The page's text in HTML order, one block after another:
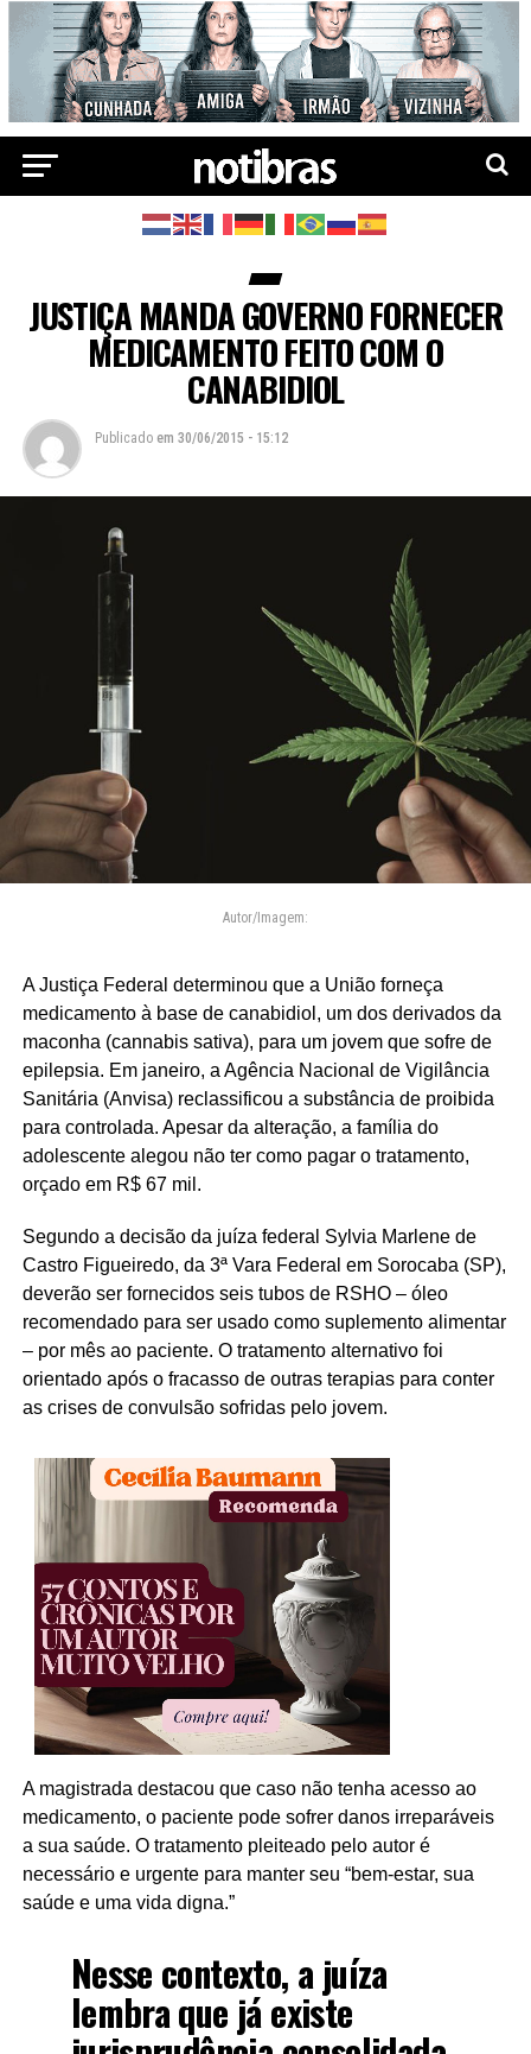
JUSTIÇA MANDA GOVERNO FORNECER
MEDICAMENTO FEITO COM O
CANABIDIOL
Publicado em 30/06/2015 - 15:12
Autor/Imagem:
A Justiça Federal determinou que a União forneça
medicamento à base de canabidiol, um dos derivados da
maconha (cannabis sativa), para um jovem que sofre de
epilepsia. Em janeiro, a Agência Nacional de Vigilância
Sanitária (Anvisa) reclassificou a substância de proibida
para controlada. Apesar da alteração, a família do
adolescente alegou não ter como pagar o tratamento,
orçado em R$ 67 mil.
Segundo a decisão da juíza federal Sylvia Marlene de
Castro Figueiredo, da 3ª Vara Federal em Sorocaba (SP),
deverão ser fornecidos seis tubos de RSHO – óleo
recomendado para ser usado como suplemento alimentar
– por mês ao paciente. O tratamento alternativo foi
orientado após o fracasso de outras terapias para conter
as crises de convulsão sofridas pelo jovem.
A magistrada destacou que caso não tenha acesso ao
medicamento, o paciente pode sofrer danos irreparáveis
a sua saúde. O tratamento pleiteado pelo autor é
necessário e urgente para manter seu “bem-estar, sua
saúde e uma vida digna.”
Nesse contexto, a juíza
lembra que já existe